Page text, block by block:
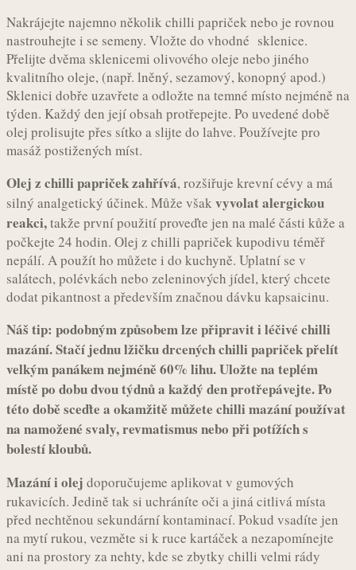
Nakrájejte najemno několik chilli papriček nebo je rovnou
nastrouhejte i se semeny. Vložte do vhodné sklenice.
Přelijte dvěma sklenicemi olivového oleje nebo jiného
kvalitního oleje, (např. lněný, sezamový, konopný apod.)
Sklenici dobře uzavřete a odložte na temné místo nejméně na
týden. Každý den její obsah protřepejte. Po uvedené době
olej prolisujte přes sítko a slijte do lahve. Používejte pro
masáž postižených míst.
Olej z chilli papriček zahřívá, rozšiřuje krevní cévy a má
silný analgetický účinek. Může však vyvolat alergickou
reakci,takže první použití proveďte jen na malé části kůže a
počkejte 24 hodin. Olej z chilli papriček kupodivu téměř
nepálí. A použít ho můžete i do kuchyně. Uplatní se v
salátech, polévkách nebo zeleninových jídel, který chcete
dodat pikantnost a především značnou dávku kapsaicinu.
Náš tip: podobným způsobem lze připravit i léčivé chilli
mazání. Stačí jednu lžičku drcených chilli papriček přelít
velkým panákem nejméně 60% lihu. Uložte na teplém
místě po dobu dvou týdnů a každý den protřepávejte. Po
této době sceďte a okamžitě můžete chilli mazání používat
na namožené svaly, revmatismus nebo při potížích s
bolestí kloubů.
Mazání i olej doporučujeme aplikovat v gumových
rukavicích. Jedině tak si uchráníte oči a jiná citlivá místa
před nechtěnou sekundární kontaminací. Pokud vsadíte jen
na mytí rukou, vezměte si k ruce kartáček a nezapomínejte
ani na prostory za nehty, kde se zbytky chilli velmi rády